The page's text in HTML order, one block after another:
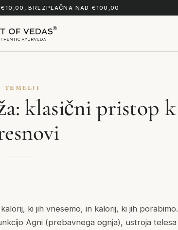
BREZPLAČNA NAD €100,00
TEMELJI
klasični pristop k
ki jih vnesemo, in kalorij, ki jih porabimo.
Agni (prebavnega ognja), ustroja telesa